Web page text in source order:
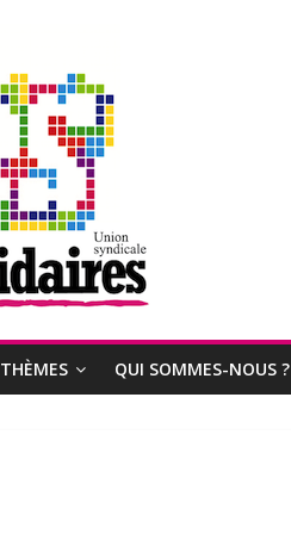
THÈMES QUI SOMMES-NOUS ?